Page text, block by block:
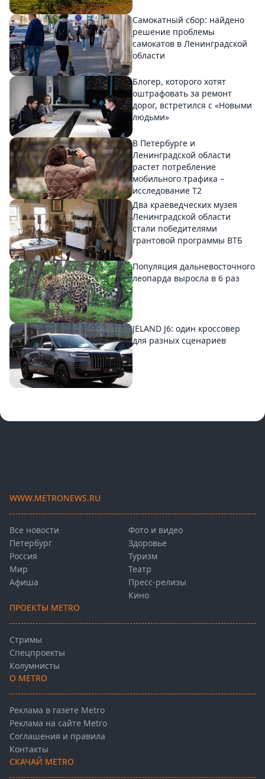
Самокатный сбор: найдено
решение проблемы
самокатов в Ленинградской
области
Блогер, которого хотят
оштрафовать за ремонт
дорог, встретился с «Новыми
людьми»
В Петербурге и
Ленинградской области
растет потребление
мобильного трафика –
исследование T2
Два краеведческих музея
Ленинградской области
стали победителями
грантовой программы ВТБ
Популяция дальневосточного
леопарда выросла в 6 раз
JELAND J6: один кроссовер
для разных сценариев
WWW.METRONEWS.RU
Все новости
Петербург
Россия
Мир
Афиша
Фото и видео
Здоровье
Туризм
Театр
Пресс-релизы
Кино
ПРОЕКТЫ METRO
Стримы
Спецпроекты
Колумнисты
О METRO
Реклама в газете Metro
Реклама на сайте Metro
Соглашения и правила
Контакты
СКАЧАЙ METRO